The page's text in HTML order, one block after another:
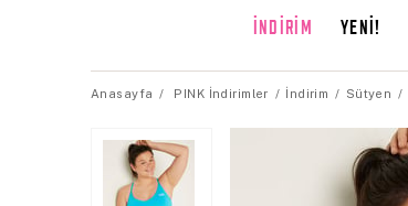
İNDİRİM YENİ!
Anasayfa PINK İndirimler İndirim Sütyen